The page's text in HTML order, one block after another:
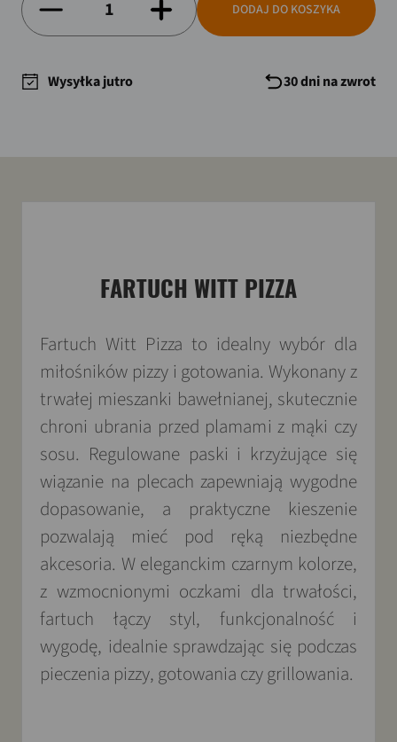
DODAJ DO KOSZYKA
Wysyłka jutro 30 dni na zwrot
FARTUCH WITT PIZZA
Fartuch Witt Pizza to idealny wybór dla
miłośników pizzy i gotowania. Wykonany z
trwałej mieszanki bawełnianej, skutecznie
chroni ubrania przed plamami z mąki czy
sosu. Regulowane paski i krzyżujące się
wiązanie na plecach zapewniają wygodne
dopasowanie, a praktyczne kieszenie
pozwalają mieć pod ręką niezbędne
akcesoria. W eleganckim czarnym kolorze,
z wzmocnionymi oczkami dla trwałości,
fartuch łączy styl, funkcjonalność i
wygodę, idealnie sprawdzając się podczas
pieczenia pizzy, gotowania czy grillowania.